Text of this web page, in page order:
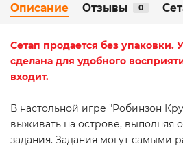
Описание Отзывы 0
Сетап продается без упаковки.
сделана для удобного
входит.
В настольной игре "Робинзон
выживать на острове, выполняя
задания. Задания могут самыми